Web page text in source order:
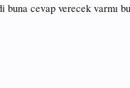
buna cevap verecek varmı